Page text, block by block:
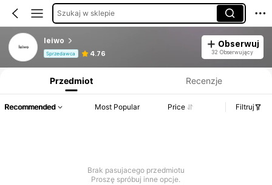
Szukaj w sklepie
leiwo
Sprzedawca 4.76
Obserwuj
32 Obserwujący
Przedmiot Recenzje
Recommended Most Popular Price Filtruj
Brak pasujacego przedmiotu
Proszę spróbuj inne opcje.